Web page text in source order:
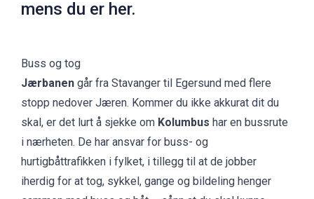
mens du er her.
Buss og tog
Jærbanen går fra Stavanger til Egersund med flere
stopp nedover Jæren. Kommer du ikke akkurat dit du
skal, er det lurt å sjekke om Kolumbus har en bussrute
i nærheten. De har ansvar for buss- og
hurtigbåttrafikken i fylket, i tillegg til at de jobber
iherdig for at tog, sykkel, gange og bildeling henger